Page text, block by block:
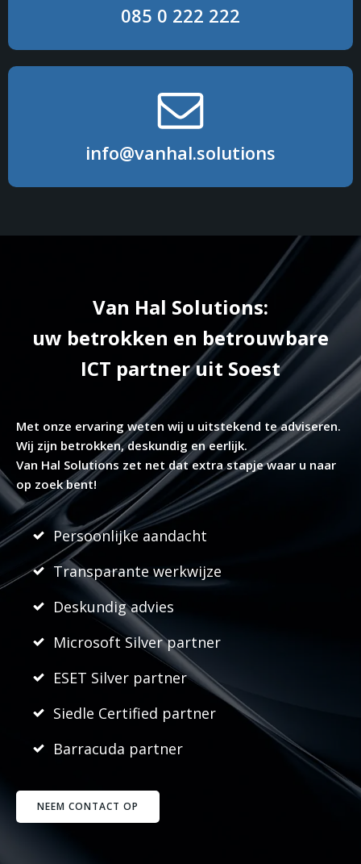
085 0 222 222
info@vanhal.solutions
Van Hal Solutions:
uw betrokken en betrouwbare
ICT partner uit Soest
Met onze ervaring weten wij u uitstekend te adviseren.
Wij zijn betrokken, deskundig en eerlijk.
Van Hal Solutions zet net dat extra stapje waar u naar
op zoek bent!
Persoonlijke aandacht
Transparante werkwijze
Deskundig advies
Microsoft Silver partner
ESET Silver partner
Siedle Certified partner
Barracuda partner
NEEM CONTACT OP